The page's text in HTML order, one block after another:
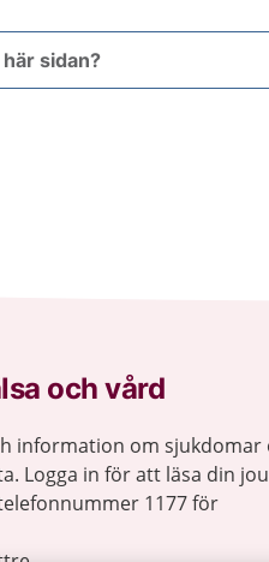
sidan?
och vård
information om sjukdomar
Logga in för att läsa din
1177 för